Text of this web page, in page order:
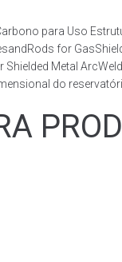
para Uso
for
Metal
do